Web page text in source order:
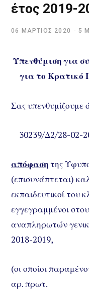
έτος 2019-
06 ΜΆΡΤΙΟΣ 2020 5
Υπενθύμιση για
για το Κρατικό
Σας υπενθυμίζουμε
30239/Δ2/28-
απόφασητης
(επισυνάπτεται)
εκπαιδευτικοί του
εγγεγραμμένοι
αναπληρωτών
2018-2019,
(οι οποίοι
αρ. πρωτ.